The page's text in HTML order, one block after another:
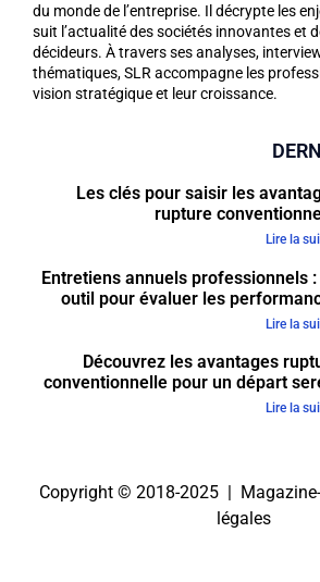
du monde de l’entreprise. Il décrypte les
suit l’actualité des sociétés innovantes et
décideurs. À travers ses analyses,
thématiques, SLR accompagne les
vision stratégique et leur croissance.
Les clés pour saisir les
rupture
Lire la
Entretiens annuels professionnels :
outil pour évaluer les
Lire la
Découvrez les avantages
conventionnelle pour un départ
Lire la
Copyright © 2018-2025 |
légales